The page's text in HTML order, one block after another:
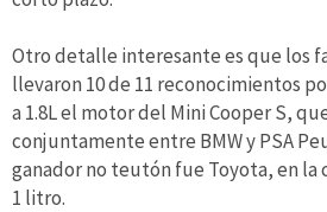
Otro detalle interesante es que los
llevaron 10 de 11 reconocimientos
a 1.8L el motor del Mini Cooper S,
conjuntamente entre BMW y PSA
ganador no teutón fue Toyota, en la
1 litro.